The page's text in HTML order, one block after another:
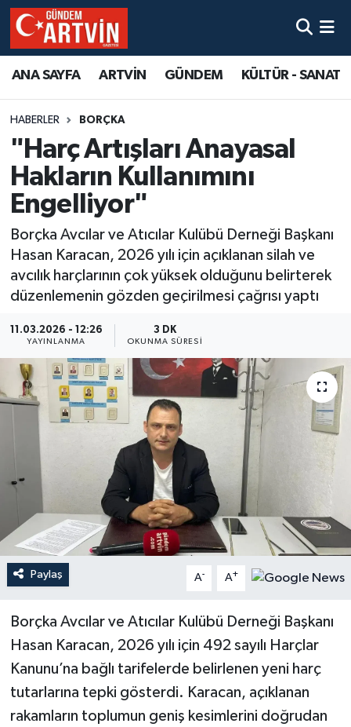
ANA SAYFA ARTVİN GÜNDEM KÜLTÜR - SANAT
HABERLER BORÇKA
"Harç Artışları Anayasal
Hakların Kullanımını
Engelliyor"
Borçka Avcılar ve Atıcılar Kulübü Derneği Başkanı
Hasan Karacan, 2026 yılı için açıklanan silah ve
avcılık harçlarının çok yüksek olduğunu belirterek
düzenlemenin gözden geçirilmesi çağrısı yaptı
11.03.2026 - 12:26
YAYINLANMA
3 DK
OKUNMA SÜRESI
Paylaş A- A+
Borçka Avcılar ve Atıcılar Kulübü Derneği Başkanı
Hasan Karacan, 2026 yılı için 492 sayılı Harçlar
Kanunu’na bağlı tarifelerde belirlenen yeni harç
tutarlarına tepki gösterdi. Karacan, açıklanan
rakamların toplumun geniş kesimlerini doğrudan